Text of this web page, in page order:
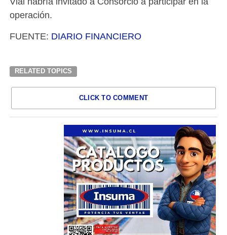
operación.
FUENTE: DIARIO FINANCIERO
RELATED TOPICS
CLICK TO COMMENT